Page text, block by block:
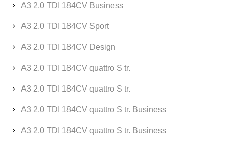
A3 2.0 TDI 184CV Business
A3 2.0 TDI 184CV Sport
A3 2.0 TDI 184CV Design
A3 2.0 TDI 184CV quattro S tr.
A3 2.0 TDI 184CV quattro S tr.
A3 2.0 TDI 184CV quattro S tr. Business
A3 2.0 TDI 184CV quattro S tr. Business